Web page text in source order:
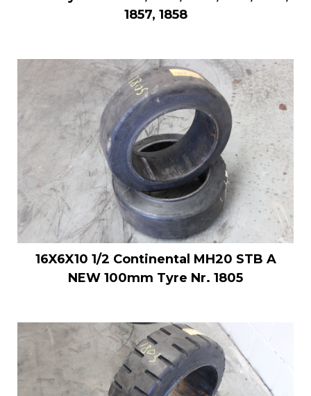
1857, 1858
16X6X10 1/2 Continental MH20 STB A
NEW 100mm Tyre Nr. 1805